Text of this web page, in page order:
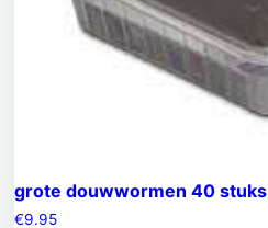
grote douwwormen 40 stuks
€9.95